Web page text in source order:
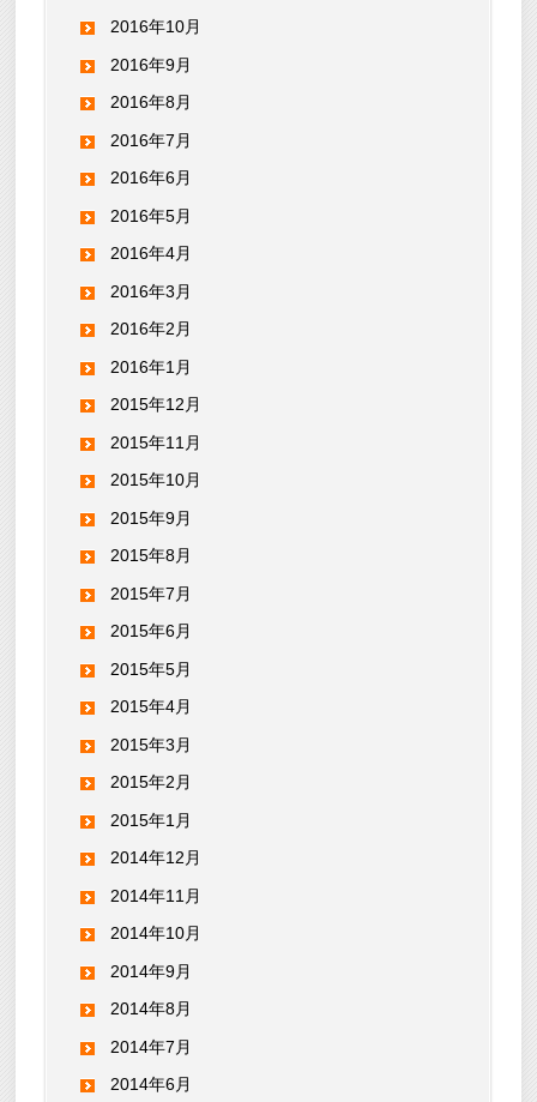
2016年10月
2016年9月
2016年8月
2016年7月
2016年6月
2016年5月
2016年4月
2016年3月
2016年2月
2016年1月
2015年12月
2015年11月
2015年10月
2015年9月
2015年8月
2015年7月
2015年6月
2015年5月
2015年4月
2015年3月
2015年2月
2015年1月
2014年12月
2014年11月
2014年10月
2014年9月
2014年8月
2014年7月
2014年6月